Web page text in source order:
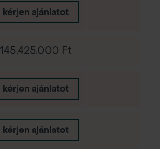
kérjen ajánlatot
145.425.000 Ft
kérjen ajánlatot
kérjen ajánlatot